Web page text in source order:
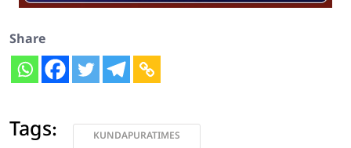
Share
Tags: KUNDAPURATIMES